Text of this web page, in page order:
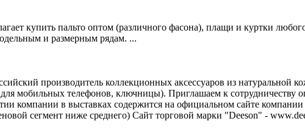
купить пальто оптом (различного фасона), плащи и куртки
и размерным рядам. ...
производитель коллекционных аксессуаров из
мобильных телефонов, ключницы). Приглашаем к
компании в выставках содержится на официальном сайте
сегмент ниже среднего) Сайт торговой марки "Deeson" -